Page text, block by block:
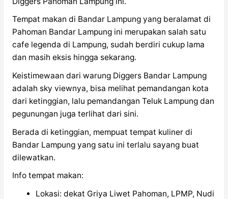
Tempat makan di Bandar Lampung yang beralamat di
Pahoman Bandar Lampung ini merupakan salah satu
cafe legenda di Lampung, sudah berdiri cukup lama
dan masih eksis hingga sekarang.
Keistimewaan dari warung Diggers Bandar Lampung
adalah sky viewnya, bisa melihat pemandangan kota
dari ketinggian, lalu pemandangan Teluk Lampung dan
pegunungan juga terlihat dari sini.
Berada di ketinggian, mempuat tempat kuliner di
Bandar Lampung yang satu ini terlalu sayang buat
dilewatkan.
Info tempat makan:
Lokasi: dekat Griya Liwet Pahoman, LPMP, Nudi